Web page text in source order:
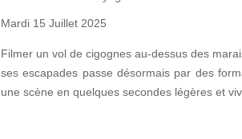
Mardi 15 Juillet 2025
Filmer un vol de cigognes au-dessus des
ses escapades passe désormais par des
une scène en quelques secondes légères et